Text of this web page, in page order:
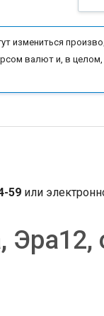
измениться
валют и, в
59 или
Эра12,